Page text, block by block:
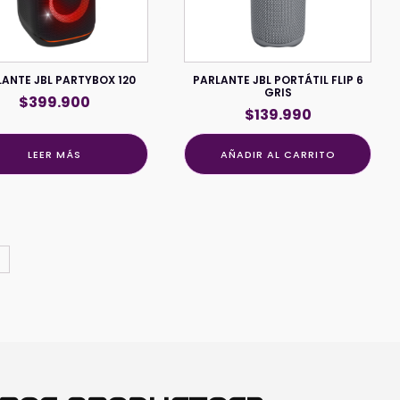
JBL PARTYBOX 120
$399.900
LEER MÁS
PARLANTE JBL PORTÁTIL FLIP 6
GRIS
$139.990
AÑADIR AL CARRITO